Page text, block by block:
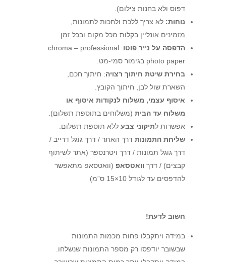
דפוס ולא בחנות צילום).
נוחות: לא צריך ללכת ולחכות לתמונות,
מזמינים אונליין בקלות מכל מקום ובכל זמן.
הדפסה על נייר פוטו : chroma – professional
photo paper בגימור סמי-מט.
בחירת שיטת חיתוך רצויה: חיתוך חכם,
השארת שול לבן, חיתוך הקובץ.
איסוף עצמי, משלוח לנקודות איסוף או
משלוח עד הבית(משלוחים בתוספת תשלום).
אפשרות לתיקוני צבעללא תוספת תשלום.
שליחת התמונותדרך האתר / דרך גוגל דרייב /
דרך גוגל תמונות / דרך ויטרנספר (אתר לשיתוף
קבצים) / דרך וואטסאפ (וואטסאפ מתאפשר
להדפסים עד לגודל 10×15 ס”מ)
חשוב לדעת!
במידה ויתקבלו פחות מכמות התמונות
שבשובר יודפסו רק מספר התמונות שנשלחו.